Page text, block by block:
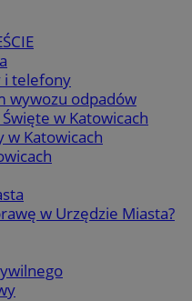
i telefony
wywozu odpadów
w Katowicach
w Katowicach
w Urzędzie Miasta?